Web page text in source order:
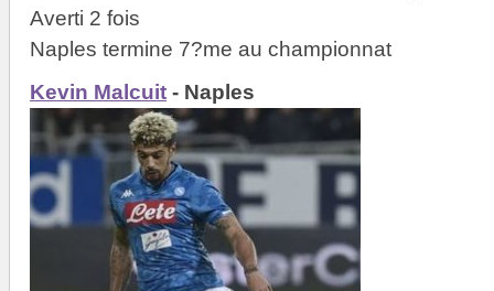
Averti 2 fois
Naples termine 7?me au championnat
Kevin Malcuit - Naples